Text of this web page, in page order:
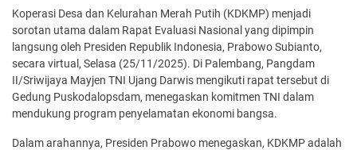
Koperasi Desa dan Kelurahan Merah Putih (KDKMP) menjadi
sorotan utama dalam Rapat Evaluasi Nasional yang dipimpin
langsung oleh Presiden Republik Indonesia, Prabowo Subianto,
secara virtual, Selasa (25/11/2025). Di Palembang, Pangdam
II/Sriwijaya Mayjen TNI Ujang Darwis mengikuti rapat tersebut di
Gedung Puskodalopsdam, menegaskan komitmen TNI dalam
mendukung program penyelamatan ekonomi bangsa.
Dalam arahannya, Presiden Prabowo menegaskan, KDKMP adalah